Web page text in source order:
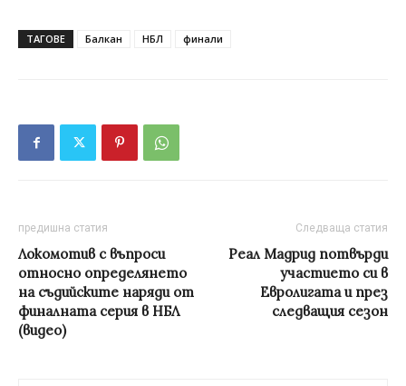
ТАГОВЕ Балкан НБЛ финали
предишна статия
Локомотив с въпроси
относно определянето
на съдийските наряди от
финалната серия в НБЛ
(видео)
Следваща статия
Реал Мадрид потвърди
участието си в
Евролигата и през
следващия сезон